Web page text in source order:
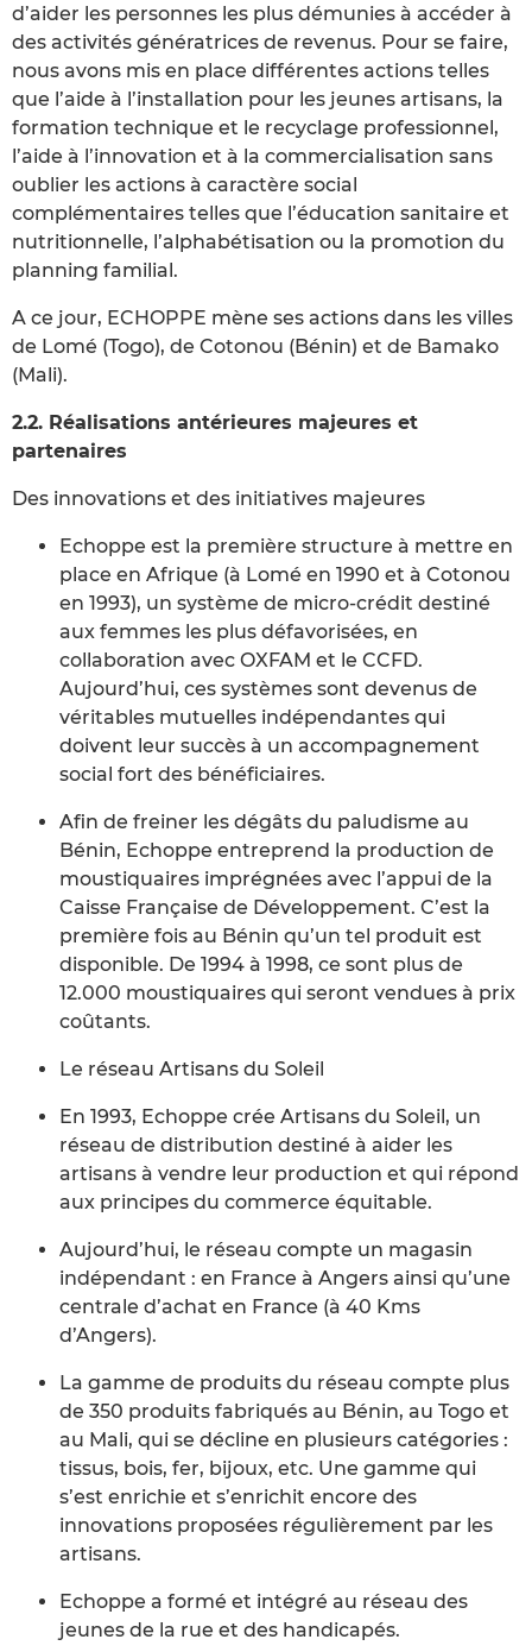
d’aider les personnes les plus démunies à accéder à
des activités génératrices de revenus. Pour se faire,
nous avons mis en place différentes actions telles
que l’aide à l’installation pour les jeunes artisans, la
formation technique et le recyclage professionnel,
l’aide à l’innovation et à la commercialisation sans
oublier les actions à caractère social
complémentaires telles que l’éducation sanitaire et
nutritionnelle, l’alphabétisation ou la promotion du
planning familial.
A ce jour, ECHOPPE mène ses actions dans les villes
de Lomé (Togo), de Cotonou (Bénin) et de Bamako
(Mali).
2.2. Réalisations antérieures majeures et
partenaires
Des innovations et des initiatives majeures
Echoppe est la première structure à mettre en
place en Afrique (à Lomé en 1990 et à Cotonou
en 1993), un système de micro-crédit destiné
aux femmes les plus défavorisées, en
collaboration avec OXFAM et le CCFD.
Aujourd’hui, ces systèmes sont devenus de
véritables mutuelles indépendantes qui
doivent leur succès à un accompagnement
social fort des bénéficiaires.
Afin de freiner les dégâts du paludisme au
Bénin, Echoppe entreprend la production de
moustiquaires imprégnées avec l’appui de la
Caisse Française de Développement. C’est la
première fois au Bénin qu’un tel produit est
disponible. De 1994 à 1998, ce sont plus de
12.000 moustiquaires qui seront vendues à prix
coûtants.
Le réseau Artisans du Soleil
En 1993, Echoppe crée Artisans du Soleil, un
réseau de distribution destiné à aider les
artisans à vendre leur production et qui répond
aux principes du commerce équitable.
Aujourd’hui, le réseau compte un magasin
indépendant : en France à Angers ainsi qu’une
centrale d’achat en France (à 40 Kms
d’Angers).
La gamme de produits du réseau compte plus
de 350 produits fabriqués au Bénin, au Togo et
au Mali, qui se décline en plusieurs catégories :
tissus, bois, fer, bijoux, etc. Une gamme qui
s’est enrichie et s’enrichit encore des
innovations proposées régulièrement par les
artisans.
Echoppe a formé et intégré au réseau des
jeunes de la rue et des handicapés.